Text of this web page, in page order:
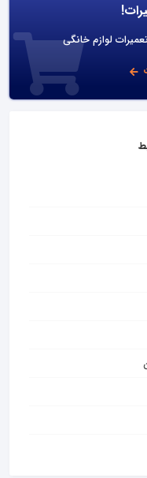
لوازم خانگی